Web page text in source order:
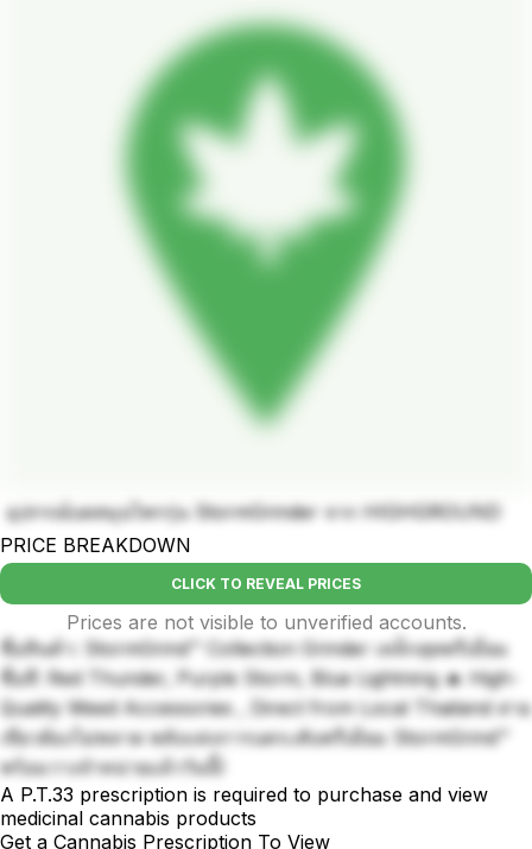
อุปกรณ์บดสมุนไพรรุ่น StormGrinder จาก HIGHGROUND
PRICE BREAKDOWN
CLICK TO REVEAL PRICES
Prices are not visible to unverified accounts.
ชื่อสินค้า: StormGrind™ Collection Grinder เหล็กสุดพรีเมี่ยม
ชื่อสี: Red Thunder, Purple Storm, Blue Lightning 🔥 High-
Quality Weed Accessories , Direct from Local Thailand สาย
เขียวต้องไม่พลาด พลังแห่งการบดระดับพรีเมียม StormGrind™
พร้อมวางจำหน่ายแล้ววันนี้!
A P.T.33 prescription is required to purchase and view
medicinal cannabis products
Get a Cannabis Prescription To View